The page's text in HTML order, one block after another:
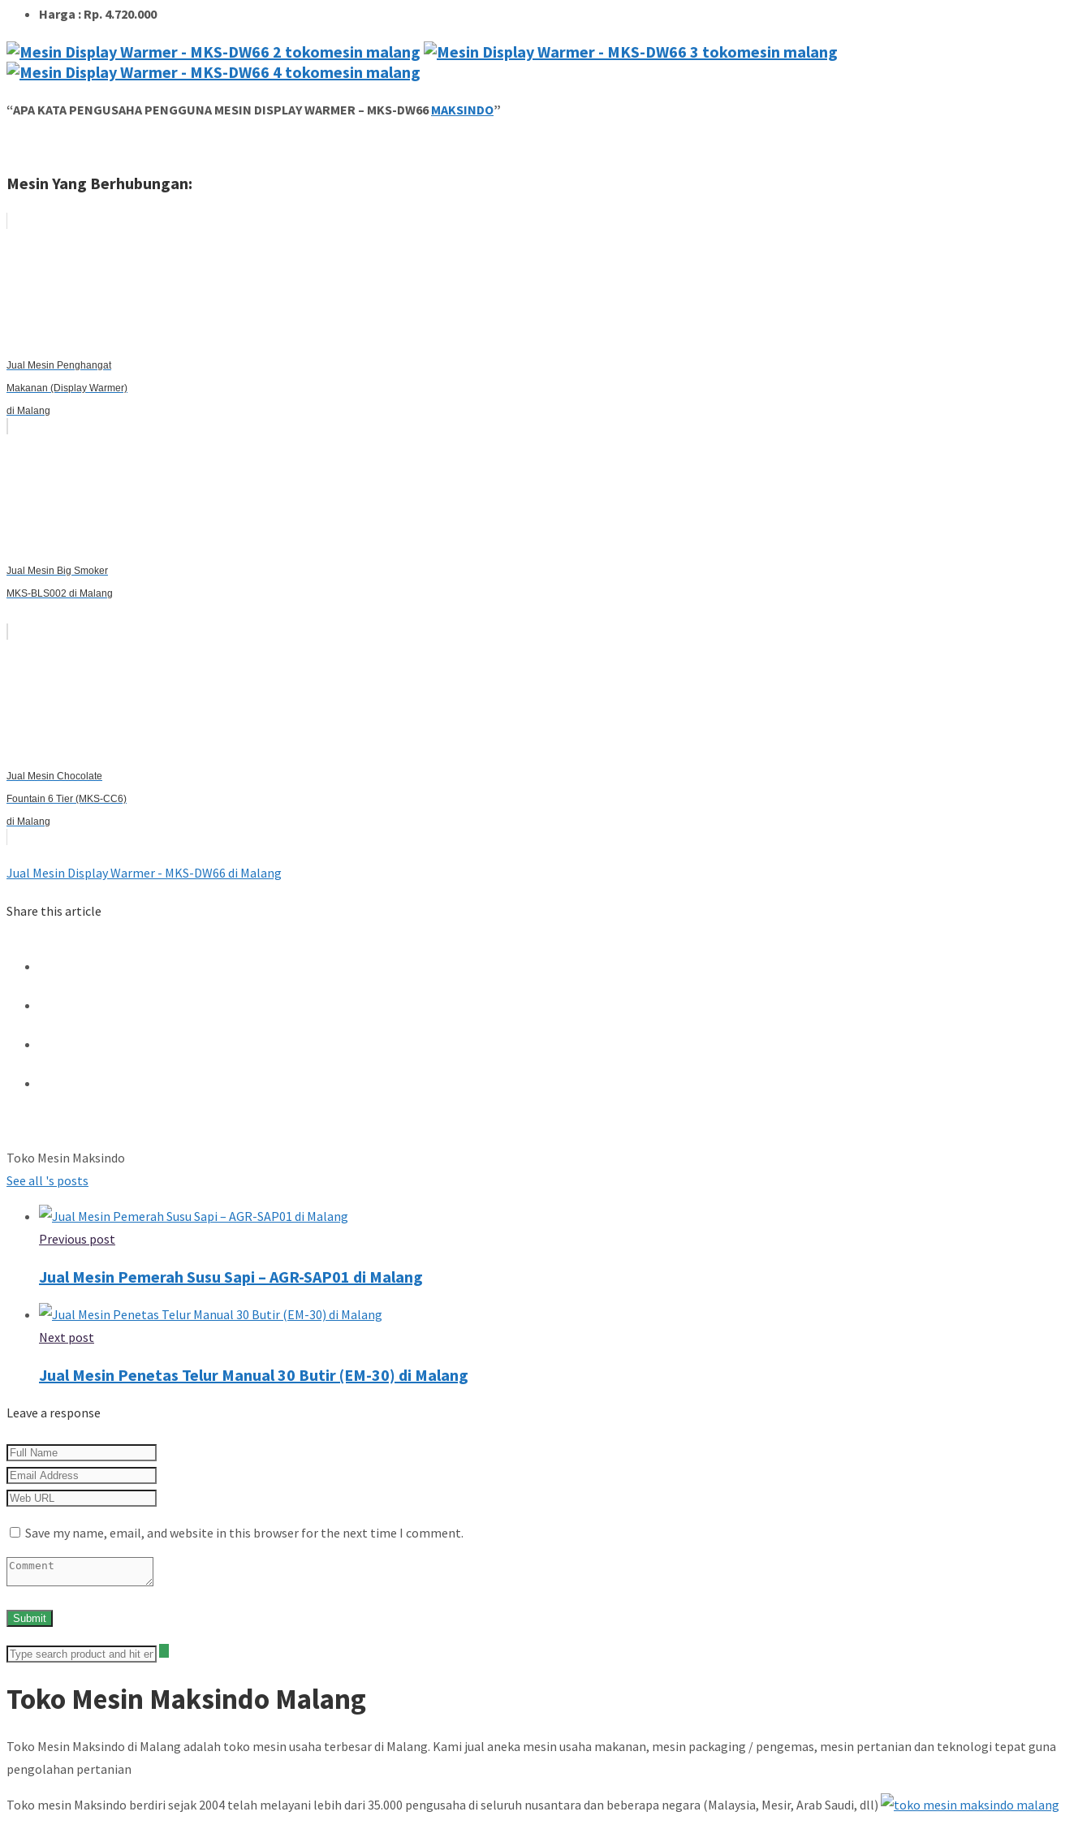
Harga : Rp. 4.720.000
“APA KATA PENGUSAHA PENGGUNA MESIN DISPLAY WARMER – MKS-DW66MAKSINDO”
Mesin Yang Berhubungan:
Jual Mesin Penghangat
Makanan (Display Warmer)
di Malang
Jual Mesin Big Smoker
MKS-BLS002 di Malang
Jual Mesin Chocolate
Fountain 6 Tier (MKS-CC6)
di Malang
Jual Mesin Display Warmer - MKS-DW66 di Malang
Share this article
Toko Mesin Maksindo
See all 's posts
Previous post
Jual Mesin Pemerah Susu Sapi – AGR-SAP01 di Malang
Next post
Jual Mesin Penetas Telur Manual 30 Butir (EM-30) di Malang
Leave a response
Save my name, email, and website in this browser for the next time I comment.
Toko Mesin Maksindo Malang
Toko Mesin Maksindo di Malang adalah toko mesin usaha terbesar di Malang. Kami jual aneka mesin usaha makanan, mesin packaging / pengemas, mesin pertanian dan teknologi tepat guna
pengolahan pertanian
Toko mesin Maksindo berdiri sejak 2004 telah melayani lebih dari 35.000 pengusaha di seluruh nusantara dan beberapa negara (Malaysia, Mesir, Arab Saudi, dll)